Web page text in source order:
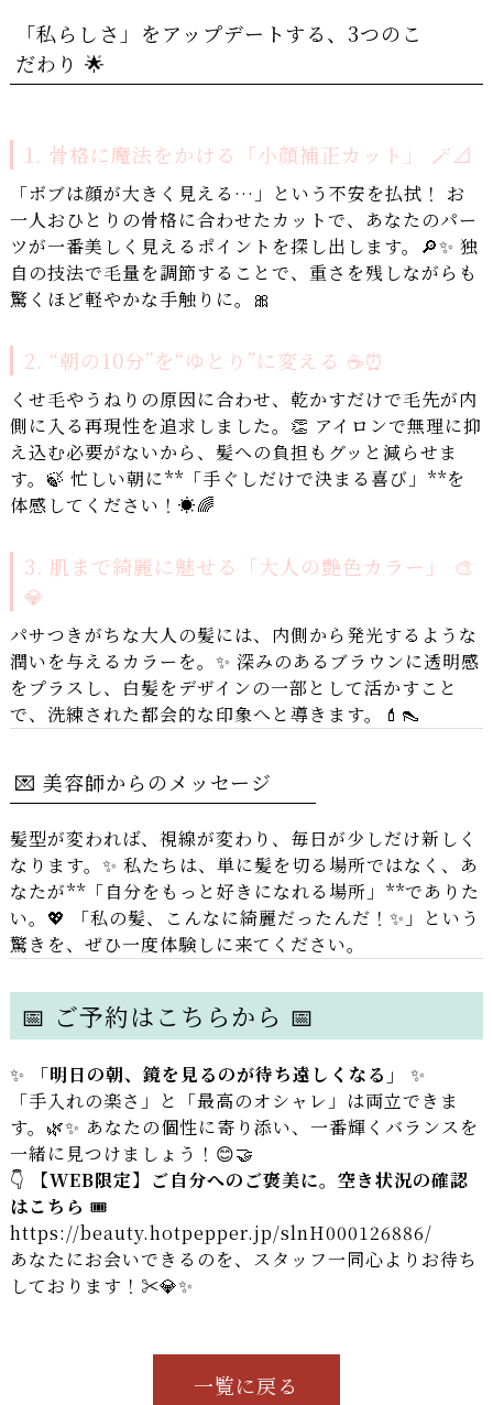
「私らしさ」をアップデートする、3つのこ
だわり 🌟
1. 骨格に魔法をかける「小顔補正カット」 🪄📐
「ボブは顔が大きく見える…」という不安を払拭！ お
一人おひとりの骨格に合わせたカットで、あなたのパー
ツが一番美しく見えるポイントを探し出します。🔎✨ 独
自の技法で毛量を調節することで、重さを残しながらも
驚くほど軽やかな手触りに。🎀
2. “朝の10分”を“ゆとり”に変える ☕️⏰
くせ毛やうねりの原因に合わせ、乾かすだけで毛先が内
側に入る再現性を追求しました。👏 アイロンで無理に抑
え込む必要がないから、髪への負担もグッと減らせま
す。🍃 忙しい朝に**「手ぐしだけで決まる喜び」**を
体感してください！☀️🌈
3. 肌まで綺麗に魅せる「大人の艶色カラー」 🎨
💎
パサつきがちな大人の髪には、内側から発光するような
潤いを与えるカラーを。✨ 深みのあるブラウンに透明感
をプラスし、白髪をデザインの一部として活かすこと
で、洗練された都会的な印象へと導きます。💄👠
💌 美容師からのメッセージ
髪型が変われば、視線が変わり、毎日が少しだけ新しく
なります。✨ 私たちは、単に髪を切る場所ではなく、あ
なたが**「自分をもっと好きになれる場所」**でありた
い。💖 「私の髪、こんなに綺麗だったんだ！✨」という
驚きを、ぜひ一度体験しに来てください。
📅 ご予約はこちらから 📅
✨ 「明日の朝、鏡を見るのが待ち遠しくなる」
✨
「手入れの楽さ」と「最高のオシャレ」は両立できま
す。🌿✨ あなたの個性に寄り添い、一番輝くバランスを
一緒に見つけましょう！😊🤝
👇
【WEB限定】ご自分へのご褒美に。空き状況の確認
はこちら 🎟️
https://beauty.hotpepper.jp/slnH000126886/
あなたにお会いできるのを、スタッフ一同心よりお待ち
しております！✂️💎✨
一覧に戻る